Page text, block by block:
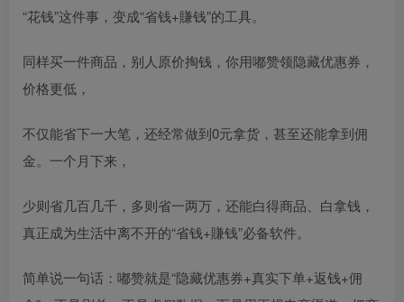
“花钱”这件事，变成“省钱+賺钱”的工具。
同样买一件商品，别人原价掏钱，你用嘟赞领隐藏优惠券，
价格更低，
不仅能省下一大笔，还经常做到0元拿货，甚至还能拿到佣
金。一个月下来，
少则省几百几千，多则省一两万，还能白得商品、白拿钱，
真正成为生活中离不开的“省钱+賺钱”必备软件。
简单说一句话：嘟赞就是“隐藏优惠券+真实下单+返钱+佣